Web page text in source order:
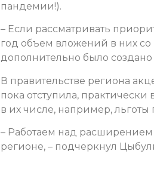
пандемии!).
– Если рассматривать
год объем вложений в них со
дополнительно было
В правительстве региона
пока отступила,
в их числе, например,
– Работаем над
регионе, – подчеркнул